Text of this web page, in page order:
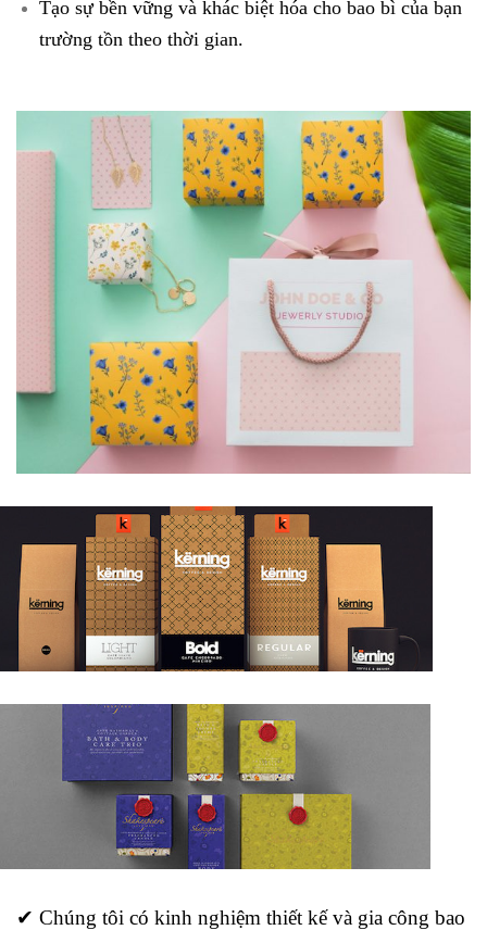
Tạo sự bền vững và khác biệt hóa cho bao bì của bạn
trường tồn theo thời gian.
✔ Chúng tôi có kinh nghiệm thiết kế và gia công bao